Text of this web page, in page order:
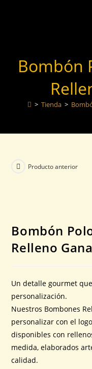
Bombón
> Tienda >
Producto anterior
Bombón
Relleno
Un detalle gourmet
personalización.
Nuestros Bombones
personalizar con el
disponibles con
medida, elaborados
calidad.